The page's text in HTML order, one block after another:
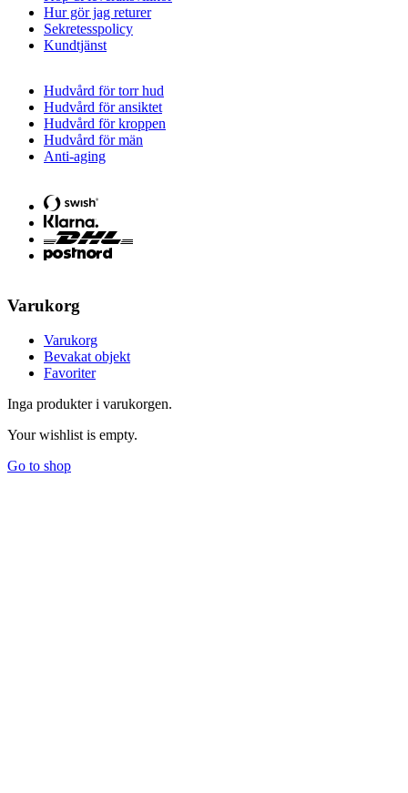
Hur gör jag returer
Sekretesspolicy
Kundtjänst
Hudvård för torr hud
Hudvård för ansiktet
Hudvård för kroppen
Hudvård för män
Anti-aging
Varukorg
Varukorg
Bevakat objekt
Favoriter
Inga produkter i varukorgen.
Your wishlist is empty.
Go to shop